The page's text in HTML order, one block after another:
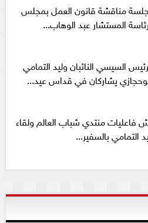
مناقشة قانون العمل بمجلس
المستشار عبد الوهاب...
السيسي النائبان وليد التمامي
يشاركان في قداس عيد...
منتدي شباب العالم ولقاء
التمامي بالسفير...